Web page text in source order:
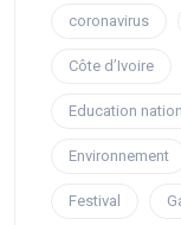
coronavirus
Côte d’Ivoire
Education
Environnement
Festival